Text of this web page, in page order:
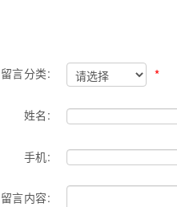
留言分类: *
姓名:
手机:
留言内容: